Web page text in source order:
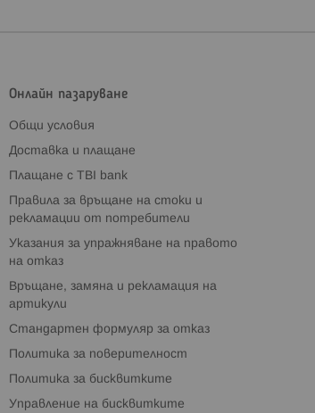
Онлайн пазаруване
Общи условия
Доставка и плащане
Плащане с TBI bank
Правила за връщане на стоки и
рекламации от потребители
Указания за упражняване на правото
на отказ
Връщане, замяна и рекламация на
артикули
Стандартен формуляр за отказ
Политика за поверителност
Политика за бисквитките
Управление на бисквитките